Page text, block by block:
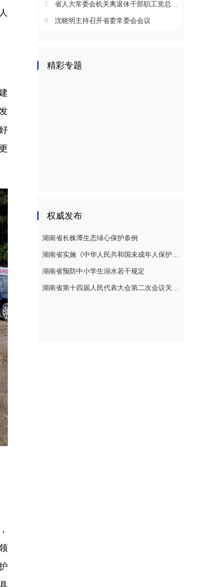
7 省人大常委会机关离退休干部职工党总支召开2025年度总结表彰大会
8 沈晓明主持召开省委常委会会议
精彩专题
权威发布
湖南省长株潭生态绿心保护条例
湖南省实施《中华人民共和国未成年人保护法》若干规定
湖南省预防中小学生溺水若干规定
湖南省第十四届人民代表大会第二次会议关于湖南省人民代表大会常务委员会工作报告的决议